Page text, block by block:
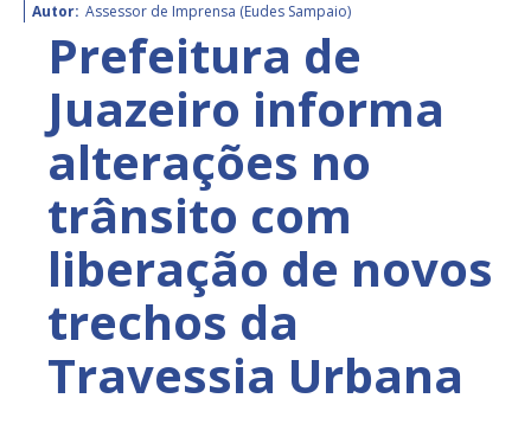
Autor: Assessor de Imprensa (Eudes Sampaio)
Prefeitura de
Juazeiro informa
alterações no
trânsito com
liberação de novos
trechos da
Travessia Urbana